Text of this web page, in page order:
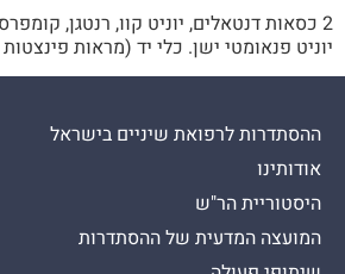
2 כסאות דנטאלים, יוניט קוו, רנטגן,
יוניט פנאומטי ישן. כלי יד (מראות
ההסתדרות לרפואת שיניים בישראל
אודותינו
היסטוריית הר"ש
המועצה המדעית של ההסתדרות